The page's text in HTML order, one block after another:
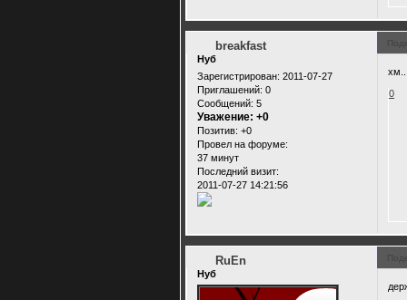
breakfast
Нуб
Зарегистрирован: 2011-07-27
Приглашений: 0
Сообщений: 5
Уважение: +0
Позитив: +0
Провел на форуме:
37 минут
Последний визит:
2011-07-27 14:21:56
хм...
0
RuEn
Нуб